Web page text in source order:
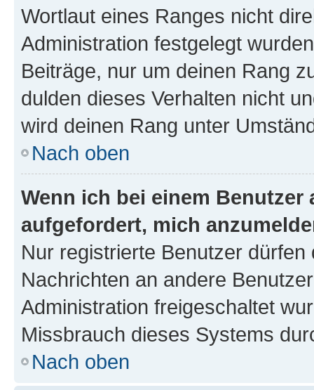
Wortlaut eines Ranges nicht
Administration festgelegt
Beiträge, nur um deinen Rang
dulden dieses Verhalten nicht
wird deinen Rang unter
Nach oben
Wenn ich bei einem
aufgefordert, mich
Nur registrierte Benutzer
Nachrichten an andere
Administration freigeschaltet
Missbrauch dieses Systems
Nach oben